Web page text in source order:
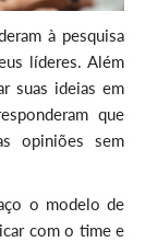
à pesquisa
líderes. Além
suas ideias em
que
opiniões sem
o modelo de
com o time e